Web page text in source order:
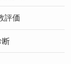
評価
断